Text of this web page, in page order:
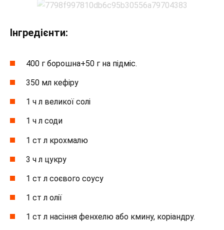
Інгредієнти:
400 г борошна+50 г на підміс.
350 мл кефіру
1 ч л великої солі
1 ч л соди
1 ст л крохмалю
3 ч л цукру
1 ст л соєвого соусу
1 ст л олії
1 ст л насіння фенхелю або кмину, коріандру.